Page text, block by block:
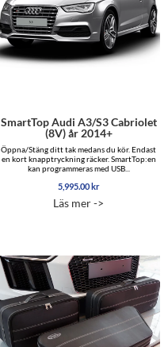
SmartTop Audi A3/S3 Cabriolet
(8V) år 2014+
Öppna/Stäng ditt tak medans du kör. Endast
en kort knapptryckning räcker. SmartTop:en
kan programmeras med USB...
5,995.00kr
Läs mer ->